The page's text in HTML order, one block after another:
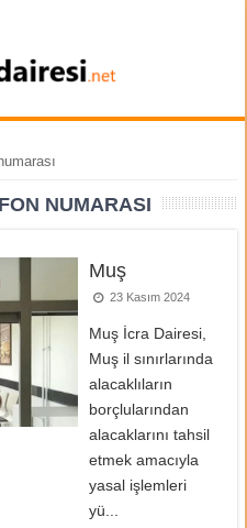
NUMARASI
Muş
23 Kasım 2024
Muş İcra Dairesi,
Muş il sınırlarında
alacaklıların
borçlularından
alacaklarını tahsil
etmek amacıyla
yasal işlemleri
yü...